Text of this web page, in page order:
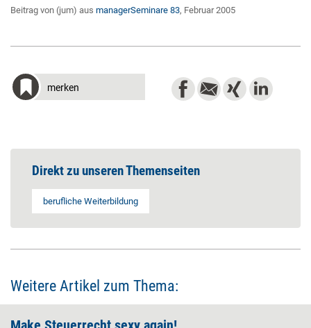
Beitrag von (jum) aus managerSeminare 83, Februar 2005
merken
Direkt zu unseren Themenseiten
berufliche Weiterbildung
Weitere Artikel zum Thema: